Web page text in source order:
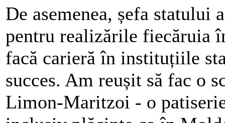
De asemenea, șefa statului
pentru realizările fiecăruia
facă carieră în instituțiile
succes. Am reușit să fac o
Limon-Maritzoi - o